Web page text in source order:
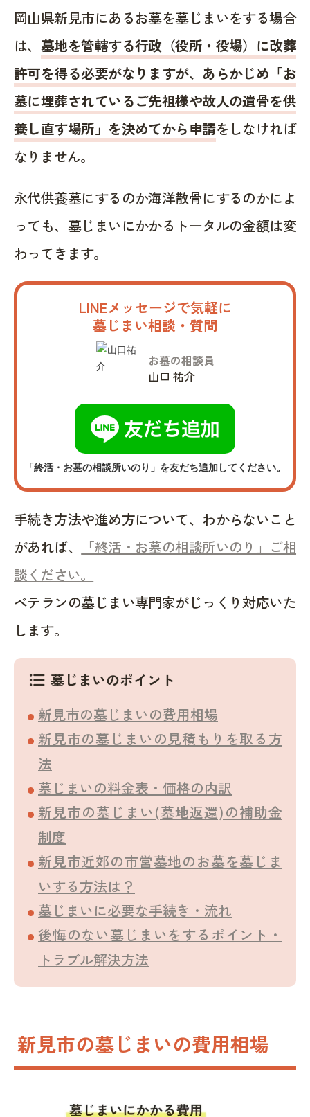
岡山県新見市にあるお墓を墓じまいをする場合
は、 墓地を管轄する行政（役所・役場）に改葬
許可を得る必要がなりますが、あらかじめ「お
墓に埋葬されているご先祖様や故人の遺骨を供
養し直す場所」を決めてから申請をしなければ
なりません。
永代供養墓にするのか海洋散骨にするのかによ
っても、墓じまいにかかるトータルの金額は変
わってきます。
LINEメッセージで気軽に
墓じまい相談・質問
お墓の相談員
山口 祐介
「終活・お墓の相談所いのり」を友だち追加してください。
手続き方法や進め方について、わからないこと
があれば、
「終活・お墓の相談所いのり」ご相
談ください。
ベテランの墓じまい専門家がじっくり対応いた
します。
format_list_bulleted 墓じまいのポイント
新見市の墓じまいの費用相場
新見市の墓じまいの見積もりを取る方
法
墓じまいの料金表・価格の内訳
新見市の墓じまい(墓地返還)の補助金
制度
新見市近郊の市営墓地のお墓を墓じま
いする方法は？
墓じまいに必要な手続き・流れ
後悔のない墓じまいをするポイント・
トラブル解決方法
新見市の墓じまいの費用相場